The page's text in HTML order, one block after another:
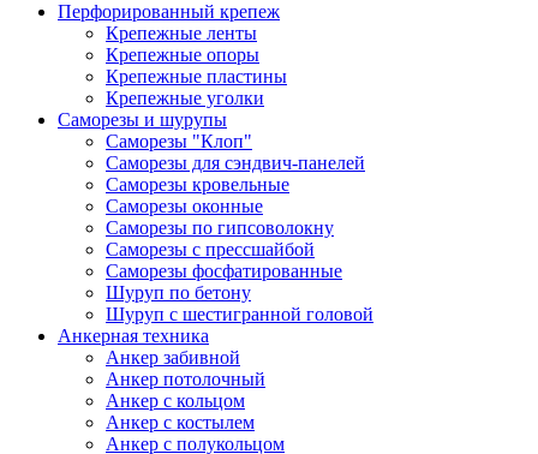
Перфорированный крепеж
Крепежные ленты
Крепежные опоры
Крепежные пластины
Крепежные уголки
Саморезы и шурупы
Саморезы "Клоп"
Саморезы для сэндвич-панелей
Саморезы кровельные
Саморезы оконные
Саморезы по гипсоволокну
Саморезы с прессшайбой
Саморезы фосфатированные
Шуруп по бетону
Шуруп с шестигранной головой
Анкерная техника
Анкер забивной
Анкер потолочный
Анкер с кольцом
Анкер с костылем
Анкер с полукольцом